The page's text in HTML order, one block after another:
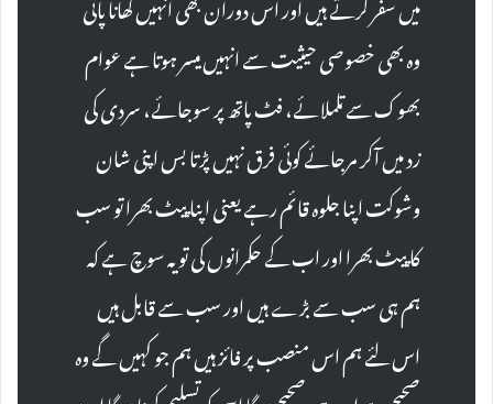
وہ بھی خصوصی حیثیت سے انہیں میسر ہوتا ہے عوام
بھوک سے تلملائے، فٹ پاتھ پر سوجائے، سردی کی
زد میں آکر مرجائے کوئی فرق نہیں پڑتا بس اپنی شان
وشوکت اپنا جلوہ قائم رہے یعنی اپنا پیٹ بھرا تو سب
کا پیٹ بھرا اور اب کے حکمرانوں کی تو یہ سوچ ہے کہ
ہم ہی سب سے بڑے ہیں اور سب سے قابل ہیں
اس لئے ہم اس منصب پر فائز ہیں ہم جو کہیں گے وہ